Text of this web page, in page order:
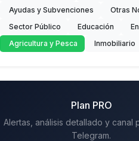
Ayudas y Subvenciones
Otras
Sector Público
Educación
Agricultura y Pesca
Inmobiliario
Plan PRO
Alertas, análisis detallado y canal
Telegram.